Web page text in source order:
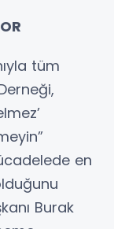
tüm
en
Burak